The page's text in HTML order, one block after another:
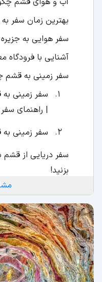
بهترین زمان سفر
سفر هوایی به
آشنایی با
سفر زمینی به قشم
سفر زمینی
| راهنمای
سفر زمینی
سفر دریایی از
بزنید!
در جزیره قشم کجا
راهنمای
راهنمای
کمپینگ در
شکم گردی در